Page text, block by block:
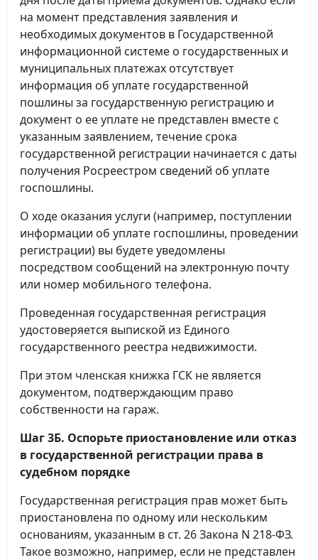
на момент представления заявления и
необходимых документов в Государственной
информационной системе о государственных и
муниципальных платежах отсутствует
информация об уплате государственной
пошлины за государственную регистрацию и
документ о ее уплате не представлен вместе с
указанным заявлением, течение срока
государственной регистрации начинается с даты
получения Росреестром сведений об уплате
госпошлины.
О ходе оказания услуги (например, поступлении
информации об уплате госпошлины, проведении
регистрации) вы будете уведомлены
посредством сообщений на электронную почту
или номер мобильного телефона.
Проведенная государственная регистрация
удостоверяется выпиской из Единого
государственного реестра недвижимости.
При этом членская книжка ГСК не является
документом, подтверждающим право
собственности на гараж.
Шаг 3Б. Оспорьте приостановление или отказ
в государственной регистрации права в
судебном порядке
Государственная регистрация прав может быть
приостановлена по одному или нескольким
основаниям, указанным в ст. 26 Закона N 218-ФЗ.
Такое возможно, например, если не представлен